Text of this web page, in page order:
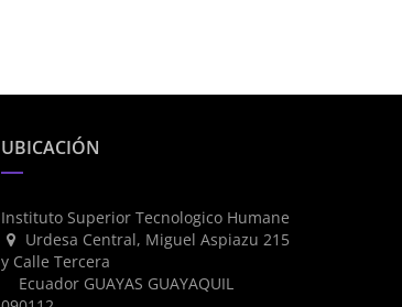
UBICACIÓN
Instituto Superior Tecnologico Humane
Urdesa Central, Miguel Aspiazu 215
y Calle Tercera
Ecuador GUAYAS GUAYAQUIL